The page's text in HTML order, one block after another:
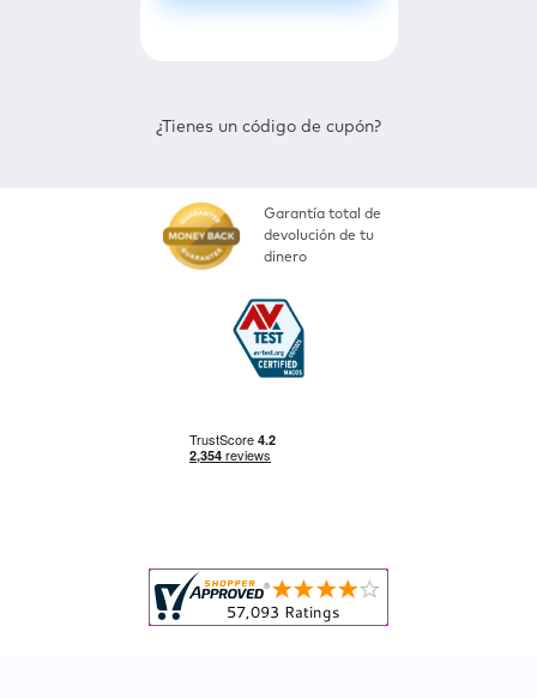
¿Tienes un código de cupón?
Garantía total de
devolución de tu
dinero